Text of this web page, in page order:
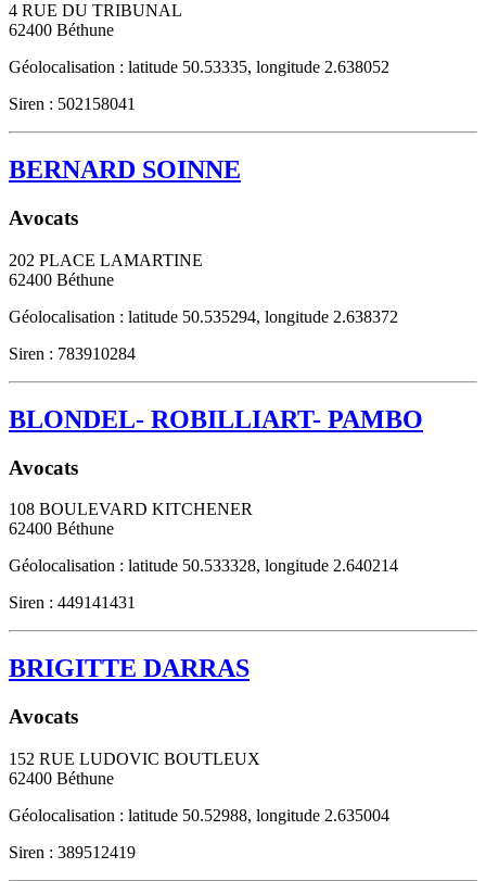
4 RUE DU TRIBUNAL
62400 Béthune
Géolocalisation : latitude 50.53335, longitude 2.638052
Siren : 502158041
BERNARD SOINNE
Avocats
202 PLACE LAMARTINE
62400 Béthune
Géolocalisation : latitude 50.535294, longitude 2.638372
Siren : 783910284
BLONDEL- ROBILLIART- PAMBO
Avocats
108 BOULEVARD KITCHENER
62400 Béthune
Géolocalisation : latitude 50.533328, longitude 2.640214
Siren : 449141431
BRIGITTE DARRAS
Avocats
152 RUE LUDOVIC BOUTLEUX
62400 Béthune
Géolocalisation : latitude 50.52988, longitude 2.635004
Siren : 389512419